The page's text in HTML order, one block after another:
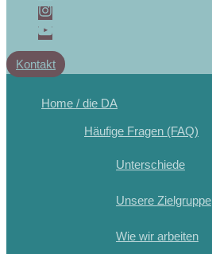
Kontakt
Home / die DA
Häufige Fragen (FAQ)
Unterschiede
Unsere Zielgruppe
Wie wir arbeiten